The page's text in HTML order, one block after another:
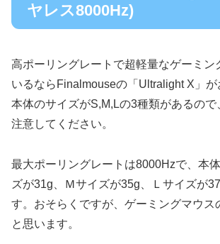
ヤレス8000Hz)
高ポーリングレートで超軽量なゲーミン
いるならFinalmouseの「Ultralight X」が
本体のサイズがS,M,Lの3種類があるので
注意してください。
最大ポーリングレートは8000Hzで、本
ズが31g、Ｍサイズが35g、Ｌサイズが
す。おそらくですが、ゲーミングマウス
と思います。